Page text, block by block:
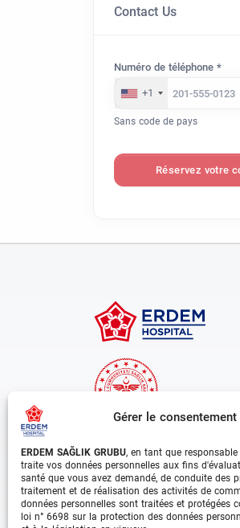
Gérer le consentement
ERDEM SAĞLIK GRUBU, en tant que
traite vos données personnelles aux fins
santé que vous avez demandé, de conduite des
traitement et de réalisation des activités de
données personnelles sont traitées et protégées
loi n° 6698 sur la protection des données
Contact Us
Numéro de téléphone *
+1
Sans code de pays
Réservez votre
Erdem Healthcare Group
The Biggest Hospital Groups In
Situated In 3 Different
Departments And Over 1000
Professionals, Is Growing